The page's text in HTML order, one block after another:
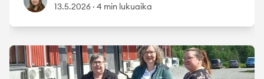
13.5.2026 · 4 min lukuaika